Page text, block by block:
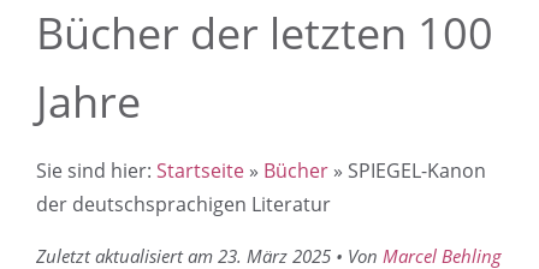
Bücher der letzten 100
Jahre
Sie sind hier: Startseite » Bücher » SPIEGEL-Kanon
der deutschsprachigen Literatur
Zuletzt aktualisiert am 23. März 2025 • Von Marcel Behling